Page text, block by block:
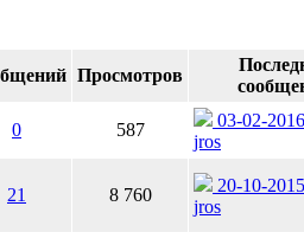
Просмотров
0 587
03-02-
jros
21 8 760
20-10-
jros